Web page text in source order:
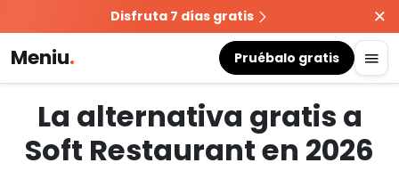
Disfruta 7 días gratis
Meniu. Pruébalo gratis
La alternativa gratis a
Soft Restaurant en 2026